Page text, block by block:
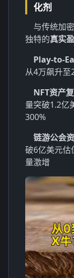
化剂
与传统加
独特的真实
Play-to-
从4万飙升至
NFT资产
量突破1.2亿
300%
链游公会
破6亿美元估
量激增